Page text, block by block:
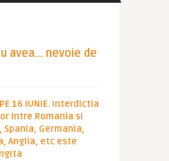
avea… nevoie de
PE 16 IUNIE. Interdictia
intre Romania si
Spania, Germania,
Anglia, etc este